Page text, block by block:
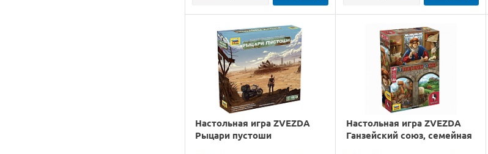
Настольная игра ZVEZDA
Рыцари пустоши
Настольная игра ZVEZDA
Ганзейский союз, семейная